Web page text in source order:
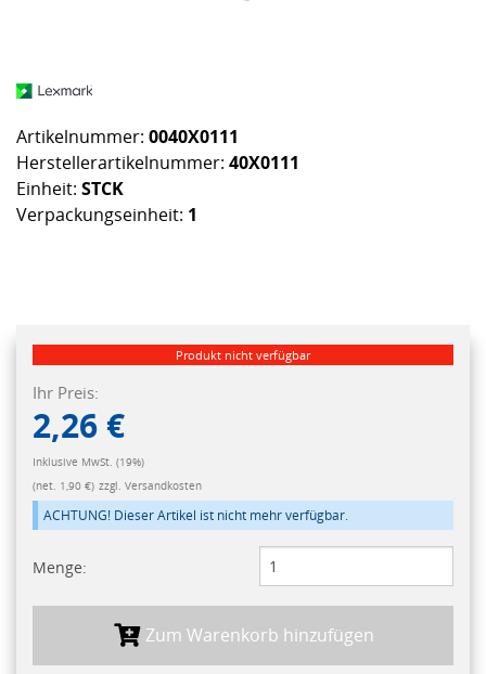
Artikelnummer: 0040X0111
Herstellerartikelnummer: 40X0111
Einheit: STCK
Verpackungseinheit: 1
Produkt nicht verfügbar
Ihr Preis:
2,26 €
Inklusive MwSt. (19%)
(net. 1,90 €) zzgl. Versandkosten
ACHTUNG! Dieser Artikel ist nicht mehr verfügbar.
Menge:
Zum Warenkorb hinzufügen